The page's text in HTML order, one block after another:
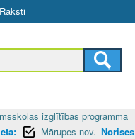
Raksti
izglītības programma
Mārupes nov. Norises